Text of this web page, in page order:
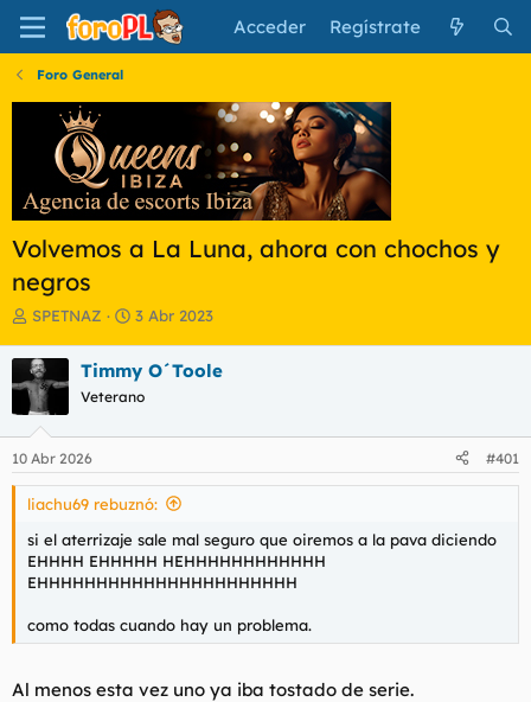
Acceder Regístrate
Foro General
Volvemos a La Luna, ahora con chochos y
negros
I
i
c
i
a
d
o
r
d
l
t
e
a
SPETNAZ
F
h
a
e
n
i
i
o
3 Abr 2023
Timmy O´Toole
Veterano
10 Abr 2026 #401
liachu69 rebuznó:
si el aterrizaje sale mal seguro que oiremos a la pava diciendo
EHHHH EHHHHH HEHHHHHHHHHHHH
EHHHHHHHHHHHHHHHHHHHHHH
como todas cuando hay un problema.
Al menos esta vez uno ya iba tostado de serie.